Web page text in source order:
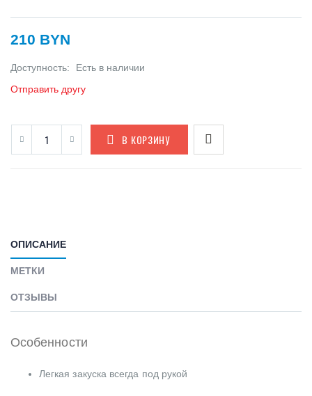
210 BYN
Доступность:
Есть в наличии
Отправить другу
В КОРЗИНУ
ОПИСАНИЕ
МЕТКИ
ОТЗЫВЫ
Особенности
Легкая закуска всегда под рукой